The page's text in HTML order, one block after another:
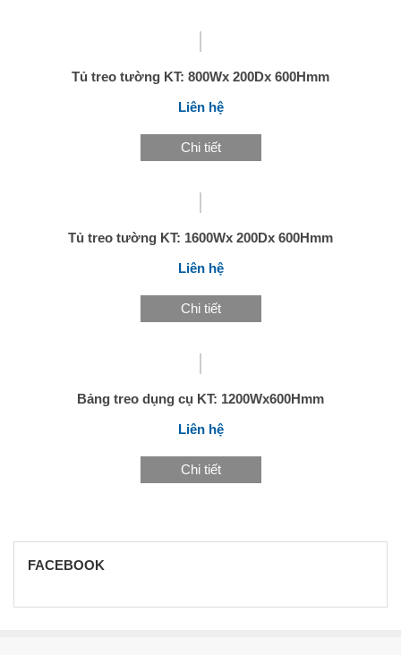
Tủ treo tường KT: 800Wx 200Dx 600Hmm
Liên hệ
Chi tiết
Tủ treo tường KT: 1600Wx 200Dx 600Hmm
Liên hệ
Chi tiết
Bảng treo dụng cụ KT: 1200Wx600Hmm
Liên hệ
Chi tiết
FACEBOOK